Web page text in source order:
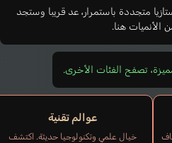
متجددة باستمرار، عد قريبا وستجد
الأنميات هنا.
تصفح الفئات الأخرى.
عوالم تقنية
خيال علمي وتكنولوجيا حديثة. اكتشف